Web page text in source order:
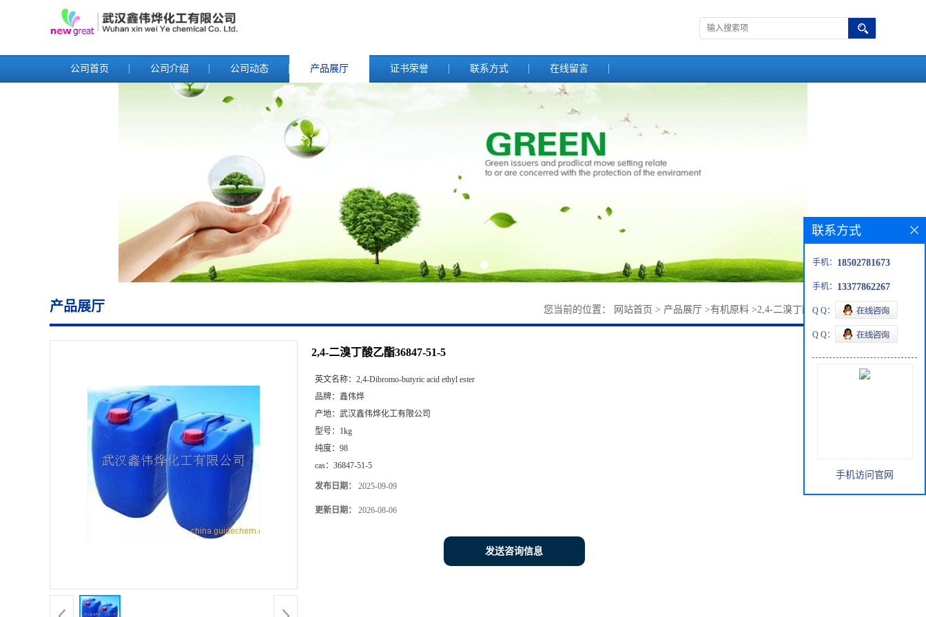
公司首页 公司介绍 公司动态 产品展厅 证书荣誉 联系方式 在线留言
产品展厅 您当前的位置： 网站首页 > 产品展厅 >有机原料 >2,4-二溴丁酸乙酯36847-51-5
2,4-二溴丁酸乙酯36847-51-5
英文名称： 2,4-Dibromo-butyric acid ethyl ester
品牌： 鑫伟烨
产地： 武汉鑫伟烨化工有限公司
型号： 1kg
纯度： 98
cas： 36847-51-5
发布日期： 2025-09-09
更新日期： 2026-08-06
发送咨询信息
联系方式
手机： 18502781673
手机： 13377862267
Q Q：
Q Q：
手机访问官网